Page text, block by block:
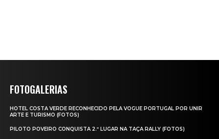
FOTOGALERIAS
HOTEL COSTA VERDE RECONHECIDO PELA VOGUE PORTUGAL POR UNIR
ARTE E TURISMO (FOTOS)
PILOTO POVEIRO CONQUISTA 2.º LUGAR NA TAÇA RALLY (FOTOS)